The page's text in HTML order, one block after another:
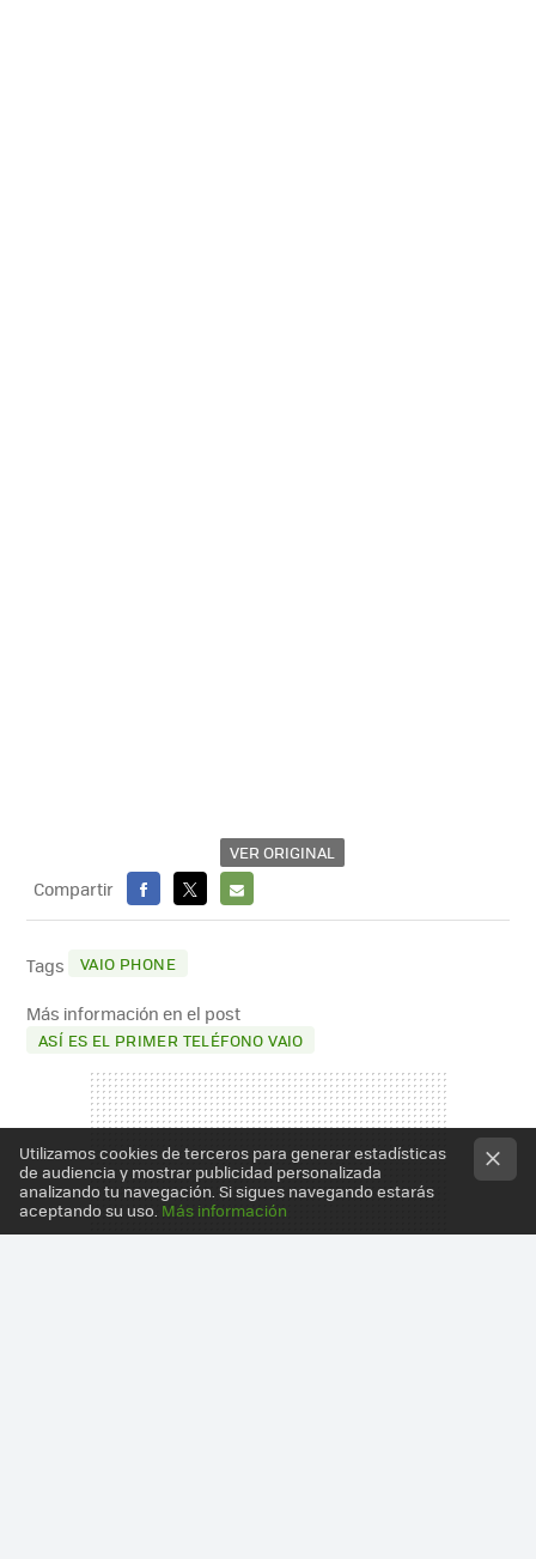
VER ORIGINAL
Compartir
FACEBOOK
X
E-
Tags VAIO PHONE
Más información en el post
ASÍ ES EL PRIMER TELÉFONO VAIO
Utilizamos cookies de terceros para generar estadísticas
de audiencia y mostrar publicidad personalizada
analizando tu navegación. Si sigues navegando estarás
aceptando su uso. Más información